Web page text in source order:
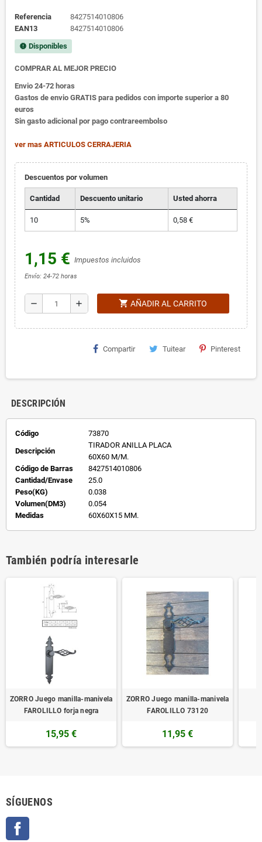
Referencia
8427514010806
EAN13
8427514010806
new_releases Disponibles
COMPRAR AL MEJOR PRECIO
Envio 24-72 horas
Gastos de envio GRATIS para pedidos con importe superior a 80
euros
Sin gasto adicional por pago contrareembolso
ver mas ARTICULOS CERRAJERIA
Descuentos por volumen
Cantidad Descuento unitario Usted ahorra
10 5% 0,58 €
1,15 € Impuestos incluidos
Envío: 24-72 horas
remove add shopping_cart AÑADIR AL CARRITO
Compartir Tuitear Pinterest
DESCRIPCIÓN
Código
73870
Descripción
TIRADOR ANILLA PLACA
60X60 M/M.
Código de Barras
8427514010806
Cantidad/Envase
25.0
Peso(KG)
0.038
Volumen(DM3)
0.054
Medidas
60X60X15 MM.
También podría interesarle
ZORRO Juego manilla-manivela
FAROLILLO forja negra
15,95 €
ZORRO Juego manilla-manivela
FAROLILLO 73120
11,95 €
SÍGUENOS